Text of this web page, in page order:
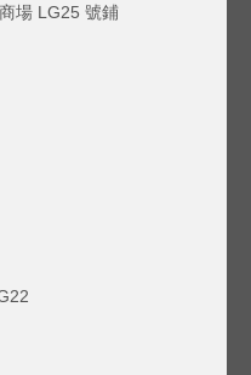
場 LG25 號鋪